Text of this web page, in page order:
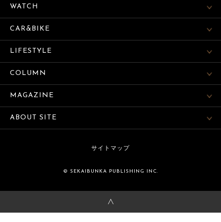
WATCH
CAR&BIKE
LIFESTYLE
COLUMN
MAGAZINE
ABOUT SITE
サイトマップ
© SEKAIBUNKA PUBLISHING INC.